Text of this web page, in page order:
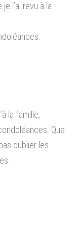
l’ai revu à la
la famille,
Que
oublier les